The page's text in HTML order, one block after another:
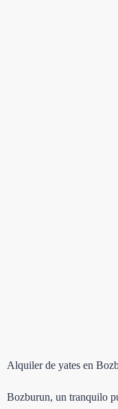
Alquiler de yates en
Bozburun, un tranquilo